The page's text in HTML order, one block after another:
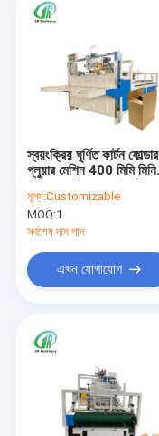
স্বয়ংক্রিয় ঘূর্ণিত কার্টন ফোল্ডার
গ্লুয়ার মেশিন 400 মিমি মিনি
1000 মিমি
মূল্য:Customizable
MOQ:1
সর্বশেষ দাম পান
এখন যোগাযোগ